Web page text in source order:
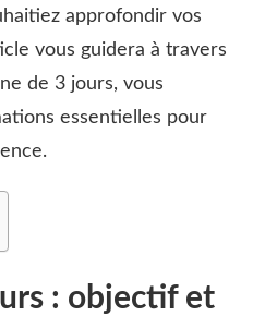
approfondir vos
vous guidera à travers
de 3 jours, vous
essentielles pour
: objectif et